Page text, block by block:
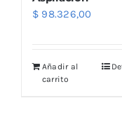
$ 98.326,00
Añadir al
carrito